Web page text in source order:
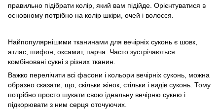
правильно підібрати колір, який вам підійде. Орієнтуватися в
основному потрібно на колір шкіри, очей і волосся.
Найпопулярнішими тканинами для вечірніх суконь є шовк,
атлас, шифон, оксамит, парча. Часто зустрічаються
комбіновані сукні з різних тканин.
Важко перелічити всі фасони і кольори вечірніх суконь, можна
образно сказати, що, скільки жінок, стільки і видів суконь. Тому
потрібно просто шукати свою ідеальну вечірню сукню і
підкорювати з ним серця оточуючих.